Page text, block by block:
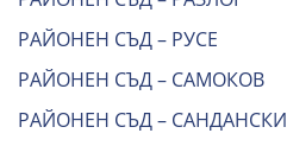
РАЙОНЕН СЪД – РУСЕ
РАЙОНЕН СЪД – САМОКОВ
РАЙОНЕН СЪД – САНДАНСКИ